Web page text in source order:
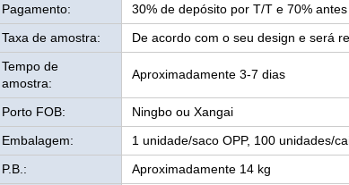
Pagamento:
30% de depósito por T/T e 70%
Taxa de amostra:
De acordo com o seu design e será
Tempo de
amostra:
Aproximadamente 3-7 dias
Porto FOB:
Ningbo ou Xangai
Embalagem:
1 unidade/saco OPP, 100 unidades/
P.B.:
Aproximadamente 14 kg